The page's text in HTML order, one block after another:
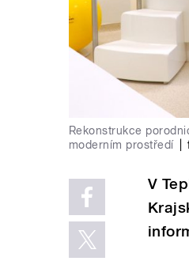
Rekonstrukce
moderním prostředí
V